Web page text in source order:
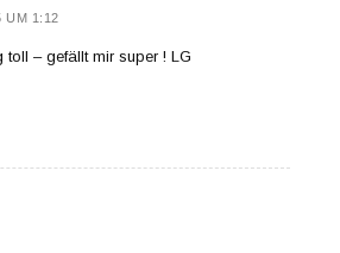
UM 1:12
toll – gefällt mir super ! LG